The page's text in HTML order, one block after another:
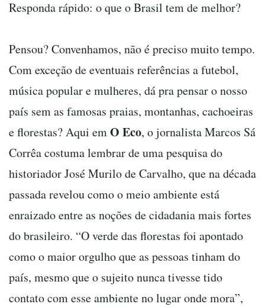
Responda rápido: o que o Brasil tem de melhor?
Pensou? Convenhamos, não é preciso muito tempo.
Com exceção de eventuais referências a futebol,
música popular e mulheres, dá pra pensar o nosso
país sem as famosas praias, montanhas, cachoeiras
e florestas? Aqui emO Eco, o jornalista Marcos Sá
Corrêa costuma lembrar de uma pesquisa do
historiador José Murilo de Carvalho, que na década
passada revelou como o meio ambiente está
enraizado entre as noções de cidadania mais fortes
do brasileiro. “O verde das florestas foi apontado
como o maior orgulho que as pessoas tinham do
país, mesmo que o sujeito nunca tivesse tido
contato com esse ambiente no lugar onde mora”,